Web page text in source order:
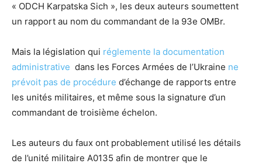
« ODCH Karpatska Sich », les deux auteurs soumettent
un rapport au nom du commandant de la 93e OMBr.
Mais la législation qui réglemente la documentation
administrative dans les Forces Armées de l’Ukraine ne
prévoit pas de procédure d’échange de rapports entre
les unités militaires, et même sous la signature d’un
commandant de troisième échelon.
Les auteurs du faux ont probablement utilisé les détails
de l’unité militaire A0135 afin de montrer que le